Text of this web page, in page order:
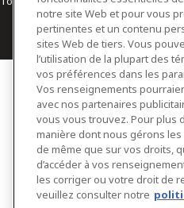
notre site Web et pour vous
pertinentes et un contenu
sites Web de tiers. Vous
l’utilisation de la plupart des
vos préférences dans les
Vos renseignements
avec nos partenaires
vous vous trouvez. Pour plus
manière dont nous gérons
de même que sur vos droits,
d’accéder à vos
les corriger ou votre droit de
veuillez consulter notre